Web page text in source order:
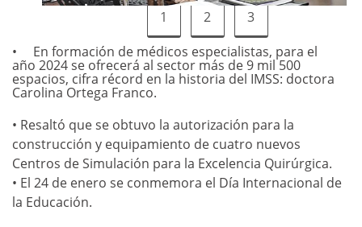
1 2
3
En formación de médicos especialistas, para el
año 2024 se ofrecerá al sector más de 9 mil 500
espacios, cifra récord en la historia del IMSS: doctora
Carolina Ortega Franco.
• Resaltó que se obtuvo la autorización para la
construcción y equipamiento de cuatro nuevos
Centros de Simulación para la Excelencia Quirúrgica.
• El 24 de enero se conmemora el Día Internacional de
la Educación.